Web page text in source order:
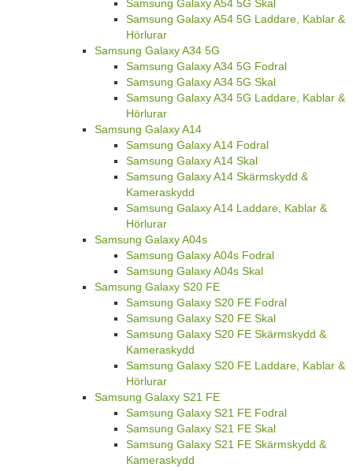
Samsung Galaxy A54 5G Skal
Samsung Galaxy A54 5G Laddare, Kablar &
Hörlurar
Samsung Galaxy A34 5G
Samsung Galaxy A34 5G Fodral
Samsung Galaxy A34 5G Skal
Samsung Galaxy A34 5G Laddare, Kablar &
Hörlurar
Samsung Galaxy A14
Samsung Galaxy A14 Fodral
Samsung Galaxy A14 Skal
Samsung Galaxy A14 Skärmskydd &
Kameraskydd
Samsung Galaxy A14 Laddare, Kablar &
Hörlurar
Samsung Galaxy A04s
Samsung Galaxy A04s Fodral
Samsung Galaxy A04s Skal
Samsung Galaxy S20 FE
Samsung Galaxy S20 FE Fodral
Samsung Galaxy S20 FE Skal
Samsung Galaxy S20 FE Skärmskydd &
Kameraskydd
Samsung Galaxy S20 FE Laddare, Kablar &
Hörlurar
Samsung Galaxy S21 FE
Samsung Galaxy S21 FE Fodral
Samsung Galaxy S21 FE Skal
Samsung Galaxy S21 FE Skärmskydd &
Kameraskydd